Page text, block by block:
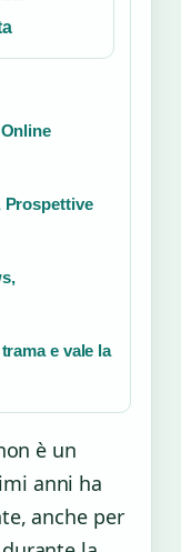
Prospettive
e vale la
è un
anni ha
anche per